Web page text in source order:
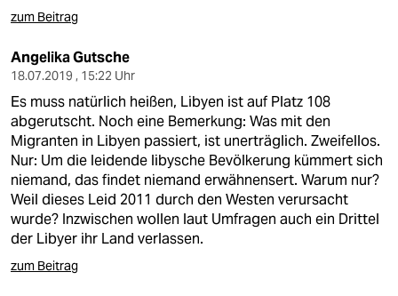
zum Beitrag
Angelika Gutsche
18.07.2019 , 15:22 Uhr
Es muss natürlich heißen, Libyen ist auf Platz 108
abgerutscht. Noch eine Bemerkung: Was mit den
Migranten in Libyen passiert, ist unerträglich. Zweifellos.
Nur: Um die leidende libysche Bevölkerung kümmert sich
niemand, das findet niemand erwähnensert. Warum nur?
Weil dieses Leid 2011 durch den Westen verursacht
wurde? Inzwischen wollen laut Umfragen auch ein Drittel
der Libyer ihr Land verlassen.
zum Beitrag